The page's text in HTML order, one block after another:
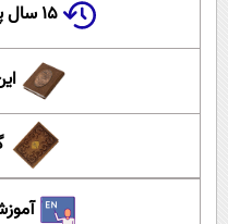
۱۵ سال پیش در چنین روزی